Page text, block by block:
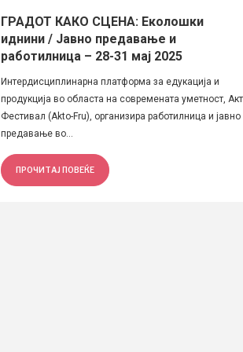
ГРАДОТ КАКО СЦЕНА: Еколошки
иднини / Јавно предавање и
работилница – 28-31 мај 2025
Интердисциплинарна платформа за едукација и
продукција во областа на современата уметност,
Фестивал (Akto-Fru), организира работилница и јавно
предавање во...
ПРОЧИТАЈ ПОВЕЌЕ